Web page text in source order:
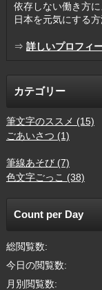
依存しない働き方
日本を元気にする
⇒ 詳しいプロフィ
カテゴリー
筆文字のススメ (15)
ごあいさつ (1)
筆線あそび (7)
色文字ごっこ (38)
Count per Day
総閲覧数:
今日の閲覧数:
月別閲覧数: